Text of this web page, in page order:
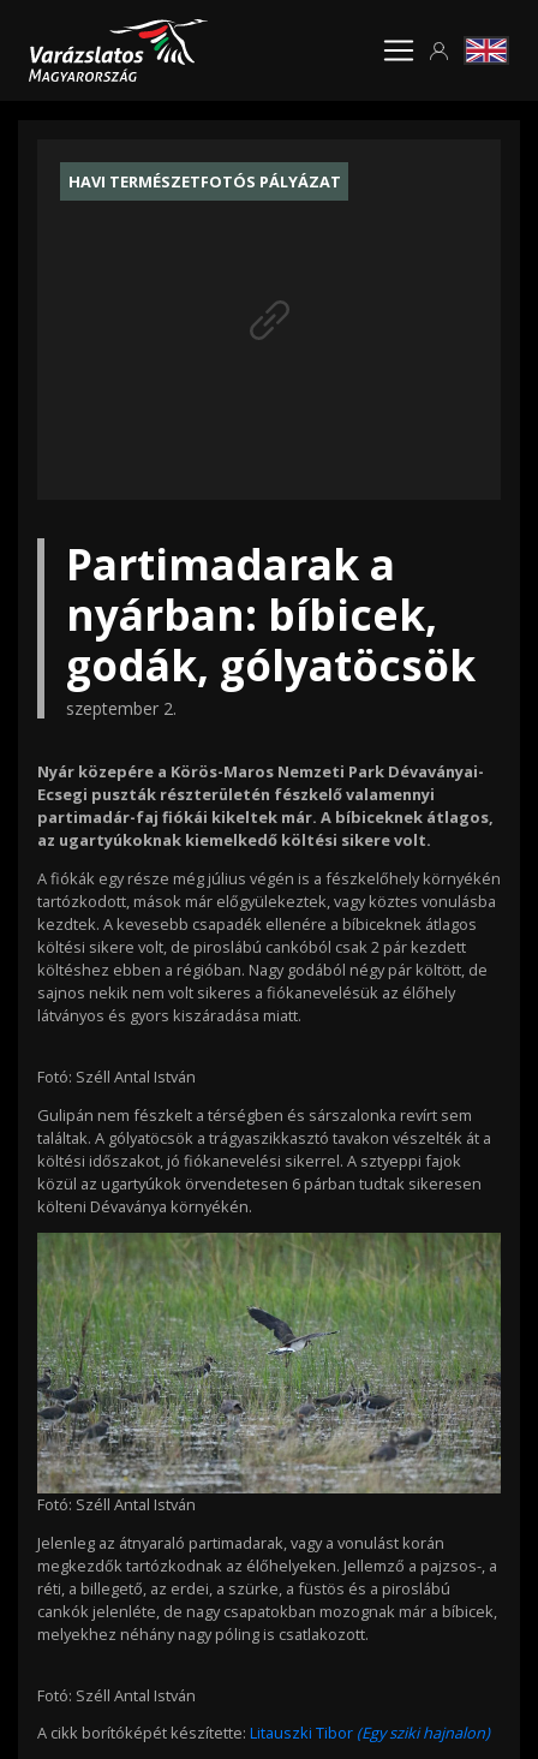
HAVI TERMÉSZETFOTÓS PÁLYÁZAT
Partimadarak a
nyárban: bíbicek,
godák, gólyatöcsök
szeptember 2.
Nyár közepére a Körös-Maros Nemzeti Park Dévaványai-
Ecsegi puszták részterületén fészkelő valamennyi
partimadár-faj fiókái kikeltek már. A bíbiceknek átlagos,
az ugartyúkoknak kiemelkedő költési sikere volt.
A fiókák egy része még július végén is a fészkelőhely környékén
tartózkodott, mások már előgyülekeztek, vagy köztes vonulásba
kezdtek. A kevesebb csapadék ellenére a bíbiceknek átlagos
költési sikere volt, de piroslábú cankóból csak 2 pár kezdett
költéshez ebben a régióban. Nagy godából négy pár költött, de
sajnos nekik nem volt sikeres a fiókanevelésük az élőhely
látványos és gyors kiszáradása miatt.
Fotó: Széll Antal István
Gulipán nem fészkelt a térségben és sárszalonka revírt sem
találtak. A gólyatöcsök a trágyaszikkasztó tavakon vészelték át a
költési időszakot, jó fiókanevelési sikerrel. A sztyeppi fajok
közül az ugartyúkok örvendetesen 6 párban tudtak sikeresen
költeni Dévaványa környékén.
Fotó: Széll Antal István
Jelenleg az átnyaraló partimadarak, vagy a vonulást korán
megkezdők tartózkodnak az élőhelyeken. Jellemző a pajzsos-, a
réti, a billegető, az erdei, a szürke, a füstös és a piroslábú
cankók jelenléte, de nagy csapatokban mozognak már a bíbicek,
melyekhez néhány nagy póling is csatlakozott.
Fotó: Széll Antal István
A cikk borítóképét készítette: Litauszki Tibor (Egy sziki hajnalon)